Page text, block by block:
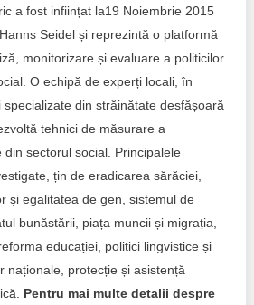
publice
locale
a fost inființat la19 Noiembrie 2015
Seidel și reprezintă o platformă
monitorizare și evaluare a politicilor
O echipă de experți locali, în
din străinătate desfășoară
tehnici de măsurare a
sectorul social. Principalele
țin de eradicarea sărăciei,
și egalitatea de gen, sistemul de
bunăstării, piața muncii și migrația,
educației, politici lingvistice și
naționale, protecție și asistență
Pentru mai multe detalii despre